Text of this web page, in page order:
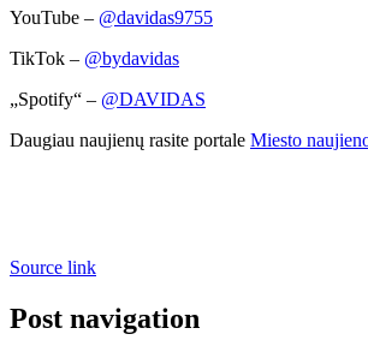
YouTube – @davidas9755
TikTok – @bydavidas
„Spotify“ – @DAVIDAS
Daugiau naujienų rasite portale Miesto
Source link
Post navigation